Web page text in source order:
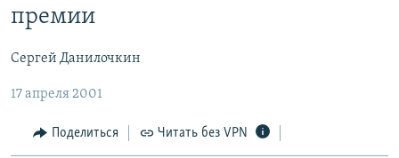
главной
Вернутся
КУЛЬТУРА
СЕВЕР.РЕАЛИИ
СИБИРЬ.РЕАЛИИ
премии
Сергей Данилочкин
17 апреля 2001
Поделиться Читать без VPN